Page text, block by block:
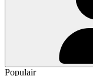
Populair